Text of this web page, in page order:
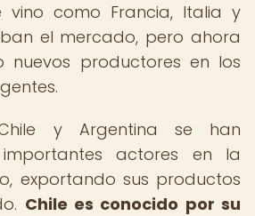
vino como Francia, Italia y
el mercado, pero ahora
nuevos productores en los
y Argentina se han
actores en la
exportando sus productos
Chile es conocido por su